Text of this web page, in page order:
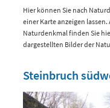
Hier können Sie nach
einer Karte anzeigen
Naturdenkmal finden Sie
dargestellten Bilder der
Steinbruch